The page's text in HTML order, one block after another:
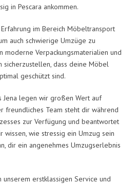
in Pescara ankommen.
im Bereich Möbeltransport
auch schwierige Umzüge zu
moderne Verpackungsmaterialien und
sicherzustellen, dass deine Möbel
geschützt sind.
Jena legen wir großen Wert auf
freundliches Team steht dir während
zur Verfügung und beantwortet
wissen, wie stressig ein Umzug sein
dir ein angenehmes Umzugserlebnis
erstklassigen Service und